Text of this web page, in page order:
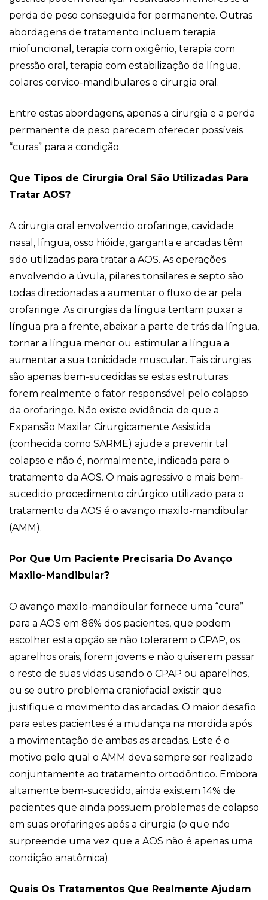
perda de peso conseguida for permanente. Outras
abordagens de tratamento incluem terapia
miofuncional, terapia com oxigênio, terapia com
pressão oral, terapia com estabilização da língua,
colares cervico-mandibulares e cirurgia oral.
Entre estas abordagens, apenas a cirurgia e a perda
permanente de peso parecem oferecer possíveis
“curas” para a condição.
Que Tipos de Cirurgia Oral São Utilizadas Para
Tratar AOS?
A cirurgia oral envolvendo orofaringe, cavidade
nasal, língua, osso hióide, garganta e arcadas têm
sido utilizadas para tratar a AOS. As operações
envolvendo a úvula, pilares tonsilares e septo são
todas direcionadas a aumentar o fluxo de ar pela
orofaringe. As cirurgias da língua tentam puxar a
língua pra a frente, abaixar a parte de trás da língua,
tornar a língua menor ou estimular a língua a
aumentar a sua tonicidade muscular. Tais cirurgias
são apenas bem-sucedidas se estas estruturas
forem realmente o fator responsável pelo colapso
da orofaringe. Não existe evidência de que a
Expansão Maxilar Cirurgicamente Assistida
(conhecida como SARME) ajude a prevenir tal
colapso e não é, normalmente, indicada para o
tratamento da AOS. O mais agressivo e mais bem-
sucedido procedimento cirúrgico utilizado para o
tratamento da AOS é o avanço maxilo-mandibular
(AMM).
Por Que Um Paciente Precisaria Do Avanço
Maxilo-Mandibular?
O avanço maxilo-mandibular fornece uma “cura”
para a AOS em 86% dos pacientes, que podem
escolher esta opção se não tolerarem o CPAP, os
aparelhos orais, forem jovens e não quiserem passar
o resto de suas vidas usando o CPAP ou aparelhos,
ou se outro problema craniofacial existir que
justifique o movimento das arcadas. O maior desafio
para estes pacientes é a mudança na mordida após
a movimentação de ambas as arcadas. Este é o
motivo pelo qual o AMM deva sempre ser realizado
conjuntamente ao tratamento ortodôntico. Embora
altamente bem-sucedido, ainda existem 14% de
pacientes que ainda possuem problemas de colapso
em suas orofaringes após a cirurgia (o que não
surpreende uma vez que a AOS não é apenas uma
condição anatômica).
Quais Os Tratamentos Que Realmente Ajudam